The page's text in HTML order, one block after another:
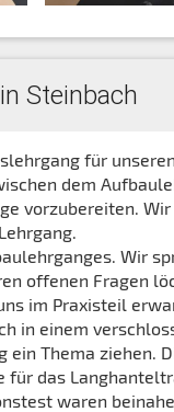
Steinbach
für
dem
vorzubereiten.
Wir
offenen Fragen
im Praxisteil
in einem
Thema ziehen.
das
waren